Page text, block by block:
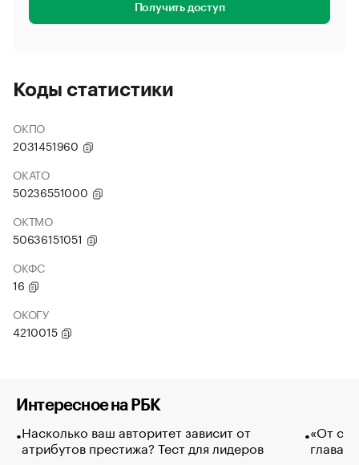
Получить доступ
Коды статистики
ОКПО
2031451960
ОКАТО
50236551000
ОКТМО
50636151051
ОКФС
16
ОКОГУ
4210015
Интересное на РБК
Насколько ваш авторитет зависит от
атрибутов престижа? Тест для лидеров
«От
глава